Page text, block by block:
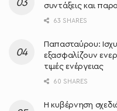
συντάξεις και
63 SHARES
Παπασταύρου:
εξασφαλίζουν
τιμές ενέργειας
60 SHARES
Η κυβέρνηση